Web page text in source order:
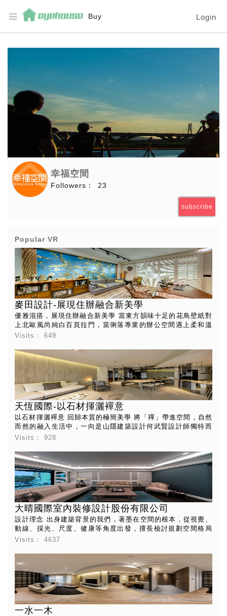
Login
Buy
幸福空間
Followers： 23
subscribe
Popular VR
麥田設計-展現住辦融合新美學
優雅混搭，展現住辦融合新美學 當東方韻味十足的花鳥壁紙對
上北歐風尚純白百頁拉門，當俐落專業的辦公空間遇上柔和溫
潤的居家空間，會是怎樣的光景?麥田室內設計陳靖絨設計師以
衡之美。將這棟位於高雄美術南六街，原本略微窄長的四樓中
古透天，改造成充滿層次，綻放出揉合住辦空間與東西風格的
新樣貌。 一、二樓是麥田室內設計的新辦公室。以白色與木質
色系鋪陳，落地百葉與溫潤的木質家具，交織出專業俐落中又
帶有放鬆的休閒感，讓走進來洽談的客戶能在專業且無壓環境
中，獲得最滿意的服務；沙發主牆的韓國進口花朵壁紙，營造
巨幅藝術作品氣勢，成為空間的視覺焦點，優雅地點出美感品
味。 三樓主臥規劃大量櫃體收納空間，運用對稱木格柵與柔白
色系削減櫃體的壓迫感，是兼具功能與美感的滿點設計。放鬆
的自住空間，延伸運用白色與木質色系，卻梳理出與辦公區截
Visits：649
天恆國際-以石材揮灑襌意
以石材揮灑襌意 回歸本質的極簡美學 將「禪」帶進空間，自然
而然的融入生活中，一向是山隱建築設計何武賢設計師獨特而
迷人的風格。而到底什麼樣的素材能符合何武賢設計師的中心
處約50坪的室內空間，通透明亮的公領域彼此看似沒有界限，
其實又互相呼應，何武賢設計師運用建築的量體概念，以灰鏡
及石英石大面積板塊區隔出空間場域，大氣中藏著細節，渲染
出一室耐人尋味的「生活禪空間美學」。 淨白極簡的空間中，
一路從玄關、電視牆、餐桌、吧台，你很難不被低調卻充滿自
然質感的愷薩金石紋路給吸引，石英結晶的原始面貌，正是天
地間自然孕育出的藝術品，展現曖曖內含光的質感，何武賢設
計師認為石英的硬度正好能表現堅毅，但潑墨紋路又透露出柔
軟的律動感，一剛一柔，一虛一實，剛柔並濟，虛實交錯，透
過愷薩金石的鋪陳妝點，將抽象的襌以具體面貌展現「虛、
Visits：928
大晴國際室內裝修設計股份有限公司
設計理念 出身建築背景的我們，著墨在空間的根本，從視覺、
動線、採光、尺度、健康等角度出發，擅長檢討規劃空間格局
與使用者的人體工學，並運用「感知調整」、「材料特性」及
觸摸到的手感」與「光的暈染」，不論是視覺或碰觸，你的家
都會是一趟充滿變化且細緻的遊歷過程。
Visits：4637
一水一木